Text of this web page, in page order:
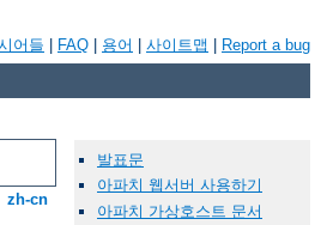
어들 FAQ 용어 사이트맵 Report a bug
zh-cn
발표문
아파치 웹서버 사용하기
아파치 가상호스트 문서